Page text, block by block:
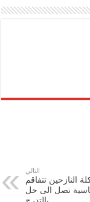
التالي
النازحين تتفاقم
نصل الى حل